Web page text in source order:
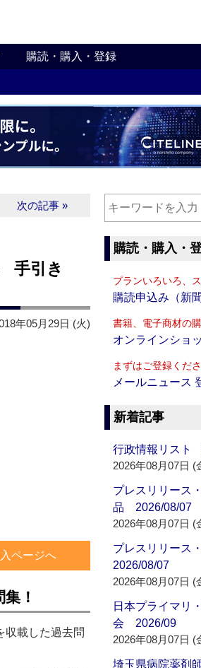
購読・購入・登録
次の記事 »
手引き
年05月29日 (火)
ページへ
！
収載した過去問
購読・購入・
プランいろいろ、
購読申込み（新
書籍、電子商材の
オンラインショ
まずはご登録くだ
メールニュース
新着記事
行政情報リスト
2026年08月07日 (
プレスリリース
品 2026/08/07
2026年08月07日 (
プレスリリース
2026/08/07
2026年08月07日 (
日本プライマリ
会 2026/09
2026年08月07日 (
埼玉県病院薬